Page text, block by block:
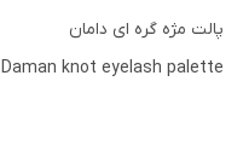
پالت مژه گره ای دامان
Daman knot eyelash palette